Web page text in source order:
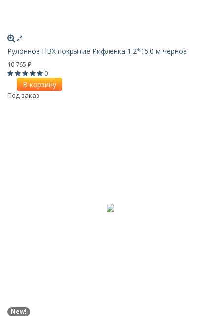
Рулонное ПВХ покрытие Рифленка 1.2*15.0 м черное
10 765 ₽
0
В корзину
Под заказ
New!